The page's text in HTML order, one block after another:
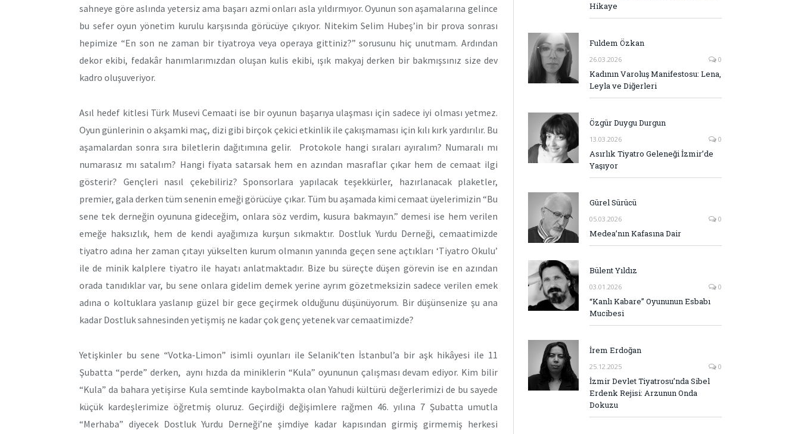
sahneye göre aslında yetersiz ama başarı azmi onları asla yıldırmıyor. Oyunun son aşamalarına gelince
bu sefer oyun yönetim kurulu karşısında görücüye çıkıyor. Nitekim Selim Hubeş’in bir prova sonrası
hepimize “En son ne zaman bir tiyatroya veya operaya gittiniz?” sorusunu hiç unutmam. Ardından
dekor ekibi, fedakâr hanımlarımızdan oluşan kulis ekibi, ışık makyaj derken bir bakmışsınız size dev
kadro oluşuveriyor.
Asıl hedef kitlesi Türk Musevi Cemaati ise bir oyunun başarıya ulaşması için sadece iyi olması yetmez.
Oyun günlerinin o akşamki maç, dizi gibi birçok çekici etkinlik ile çakışmaması için kılı kırk yardırılır. Bu
aşamalardan sonra sıra biletlerin dağıtımına gelir. Protokole hangi sıraları ayıralım? Numaralı mı
numarasız mı satalım? Hangi fiyata satarsak hem en azından masraflar çıkar hem de cemaat ilgi
gösterir? Gençleri nasıl çekebiliriz? Sponsorlara yapılacak teşekkürler, hazırlanacak plaketler,
premier, gala derken tüm senenin emeği görücüye çıkar. Tüm bu aşamada kimi cemaat üyelerimizin “Bu
sene tek derneğin oyununa gideceğim, onlara söz verdim, kusura bakmayın.” demesi ise hem verilen
emeğe haksızlık, hem de kendi ayağımıza kurşun sıkmaktır. Dostluk Yurdu Derneği, cemaatimizde
tiyatro adına her zaman çıtayı yükselten kurum olmanın yanında geçen sene açtıkları ‘Tiyatro Okulu’
ile de minik kalplere tiyatro ile hayatı anlatmaktadır. Bize bu süreçte düşen görevin ise en azından
orada tanıdıklar var, bu sene onlara gidelim demek yerine ayrım gözetmeksizin sadece verilen emek
adına o koltuklara yaslanıp güzel bir gece geçirmek olduğunu düşünüyorum. Bir düşünsenize şu ana
kadar Dostluk sahnesinden yetişmiş ne kadar çok genç yetenek var cemaatimizde?
Yetişkinler bu sene “Votka-Limon” isimli oyunları ile Selanik’ten İstanbul’a bir aşk hikâyesi ile 11
Şubatta “perde” derken, aynı hızda da miniklerin “Kula” oyununun çalışması devam ediyor. Kim bilir
“Kula” da bahara yetişirse Kula semtinde kaybolmakta olan Yahudi kültürü değerlerimizi de bu sayede
küçük kardeşlerimize öğretmiş oluruz. Geçirdiği değişimlere rağmen 46. yılına 7 Şubatta umutla
“Merhaba” diyecek Dostluk Yurdu Derneği’ne şimdiye kadar kapısından girmiş girmemiş herkesi
Hikaye
Fuldem Özkan
26.03.2026 0
Kadının Varoluş Manifestosu: Lena,
Leyla ve Diğerleri
Özgür Duygu Durgun
13.03.2026 0
Asırlık Tiyatro Geleneği İzmir’de
Yaşıyor
Gürel Sürücü
05.03.2026 0
Medea’nın Kafasına Dair
Bülent Yıldız
03.01.2026 0
“Kanlı Kabare” Oyununun Esbabı
Mucibesi
İrem Erdoğan
25.12.2025 0
İzmir Devlet Tiyatrosu’nda Sibel
Erdenk Rejisi: Arzunun Onda
Dokuzu